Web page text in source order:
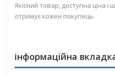
Якісний товар, доступна ціна
отримує кожен покупець.
інформаційна